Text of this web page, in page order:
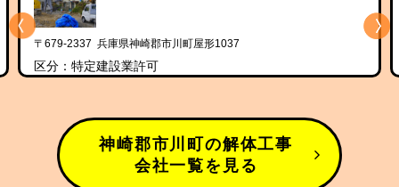
〒679-2337 兵庫県神崎郡市川町屋形1037
区分：特定建設業許可
神崎郡市川町の解体工事
会社一覧を見る